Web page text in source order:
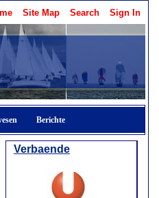
Site Map Search Sign In
Berichte
Verbaende